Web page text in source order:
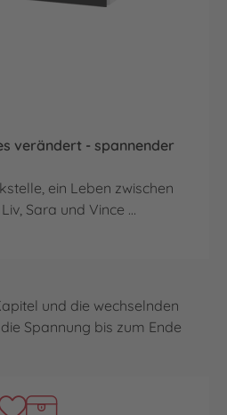
verändert - spannender
ein Leben zwischen
Sara und Vince …
und die wechselnden
Spannung bis zum Ende